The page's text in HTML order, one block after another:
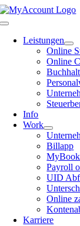
Zum
Inhalt
Toggle
NavigationLeistungen
Online
Online
Info
Work
Billapp
Payroll
UID
Online
Karriere